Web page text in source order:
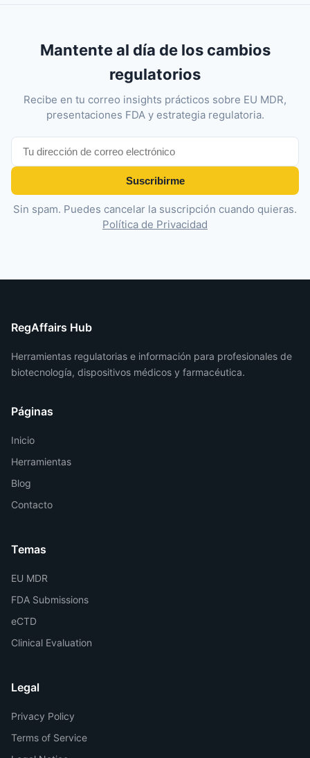
Mantente al día de los cambios
regulatorios
Recibe en tu correo insights prácticos sobre EU MDR,
presentaciones FDA y estrategia regulatoria.
Suscribirme
Sin spam. Puedes cancelar la suscripción cuando quieras.
Política de Privacidad
RegAffairs Hub
Herramientas regulatorias e información para profesionales de
biotecnología, dispositivos médicos y farmacéutica.
Páginas
Inicio
Herramientas
Blog
Contacto
Temas
EU MDR
FDA Submissions
eCTD
Clinical Evaluation
Legal
Privacy Policy
Terms of Service